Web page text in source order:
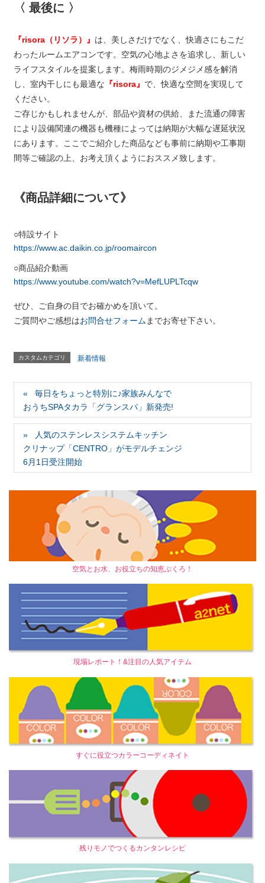
〈 最後に 〉
『risora（リソラ）』 は、美しさだけでなく、快適さにもこだ
わったルームエアコンです。空気の心地よさを追求し、新しい
ライフスタイルを提案します。梅雨時期のジメジメ感を解消
し、室内干しにも最適な 『risora』 で、快適な空間を実現して
ください。
ご存じかもしれませんが、部品や資材の供給、また流通の障害
により設備関連の機器も機種によっては納期が大幅な遅延状況
にあります。ここでご紹介した商品なども事前に納期や工事期
間等ご確認の上、お考え頂くようにおススメ致します。
《商品詳細について》
特設サイト
https://www.ac.daikin.co.jp/roomaircon
商品紹介動画
https://www.youtube.com/watch?v=MefLUPLTcqw
ぜひ、ご自身の目でお確かめを頂いて。
ご質問やご感想はお問合せフォーム までお寄せ下さい。
カスタムカテゴリ 新着情報
毎日をちょっと特別に♪家族みんなで
おうちSPAタカラ「グランスパ」新発売!
人気のステンレスシステムキッチン
クリナップ「CENTRO」がモデルチェンジ
6月1日受注開始
空気とお水、お役立ちの知恵ぶくろ！
現場レポート！&注目の人気アイテム
すぐに役立つカラーコーディネイト
残りモノでつくるカンタンレシピ